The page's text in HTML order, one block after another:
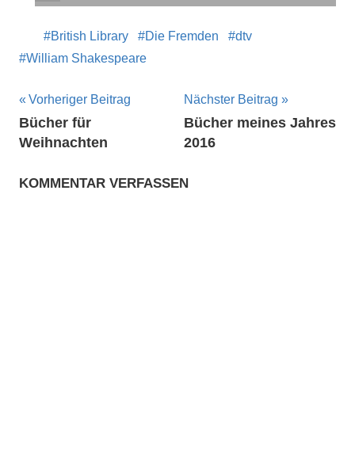
British Library Die Fremden
dtv
William Shakespeare
Beitragsnavigation
Vorheriger Beitrag
Bücher für
Weihnachten
Nächster Beitrag
Bücher meines Jahres
2016
KOMMENTAR VERFASSEN